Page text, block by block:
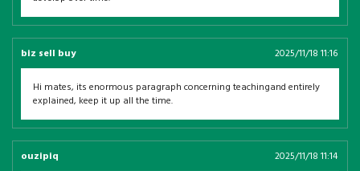
biz sell buy 2025/11/18 11:16
Hi mates, its enormous paragraph concerning teachingand entirely
explained, keep it up all the time.
ouzipiq 2025/11/18 11:14